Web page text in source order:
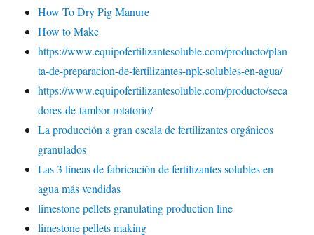
How To Dry Pig Manure
How to Make
https://www.equipofertilizantesoluble.com/producto/plan
ta-de-preparacion-de-fertilizantes-npk-solubles-en-agua/
https://www.equipofertilizantesoluble.com/producto/seca
dores-de-tambor-rotatorio/
La producción a gran escala de fertilizantes orgánicos
granulados
Las 3 líneas de fabricación de fertilizantes solubles en
agua más vendidas
limestone pellets granulating production line
limestone pellets making